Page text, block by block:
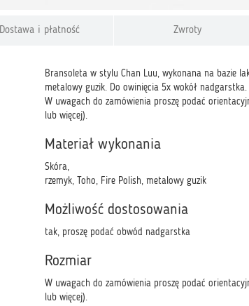
Dostawa i płatność Zwroty
Bransoleta w stylu Chan Luu, wykonana na bazie
metalowy guzik. Do owinięcia 5x wokół nadgarstka.
W uwagach do zamówienia proszę podać
lub więcej).
Materiał wykonania
Skóra,
rzemyk, Toho, Fire Polish, metalowy guzik
Możliwość dostosowania
tak, proszę podać obwód nadgarstka
Rozmiar
W uwagach do zamówienia proszę podać
lub więcej).